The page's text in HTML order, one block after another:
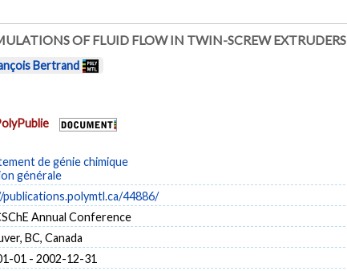
OF FLUID FLOW IN TWIN-SCREW EXTRUDERS
Bertrand
de génie chimique
générale
44886/
Annual Conference
BC, Canada
01 - 2002-12-31